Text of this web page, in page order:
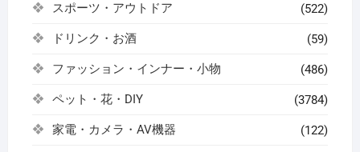
スポーツ・アウトドア (522)
ドリンク・お酒 (59)
ファッション・インナー・小物 (486)
ペット・花・DIY (3784)
家電・カメラ・AV機器 (122)